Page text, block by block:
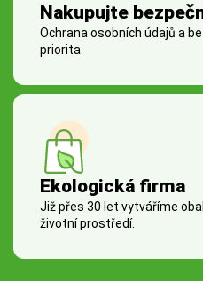
Nakupujte
Ochrana osobních údajů a
priorita.
Ekologická firma
Již přes 30 let vytváříme
životní prostředí.